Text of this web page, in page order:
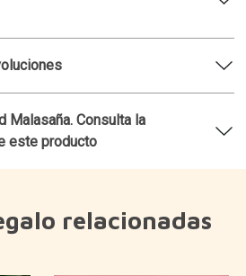
Malasaña. Consulta la
este producto
relacionadas